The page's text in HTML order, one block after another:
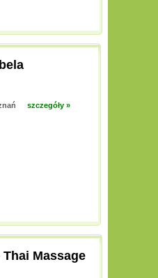
szczegóły »
Massage